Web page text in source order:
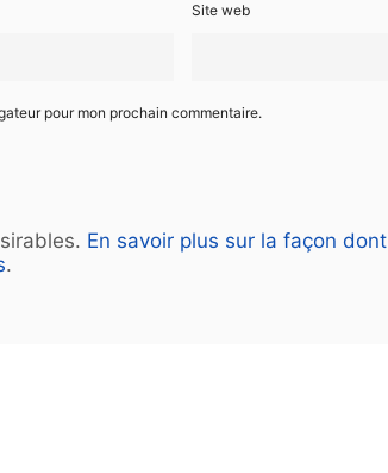
Site web
pour mon prochain commentaire.
En savoir plus sur la façon
.